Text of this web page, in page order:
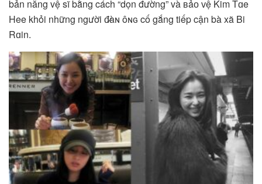
bản năng vệ sĩ bằng cách “dọn đường” và ʙảᴏ ᴠệ Kim Tɑe
Hee khỏi những người đ̷àɴ ôɴɢ cố gắng tiếp cận bà xã Bi
Rɑin.